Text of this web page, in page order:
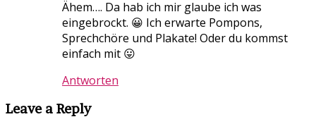
Ähem…. Da hab ich mir glaube ich was
eingebrockt. 😀 Ich erwarte Pompons,
Sprechchöre und Plakate! Oder du kommst
einfach mit 😛
Antworten
Leave a Reply